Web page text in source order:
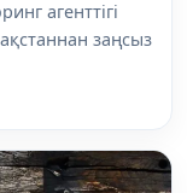
агенттігі
заңсыз